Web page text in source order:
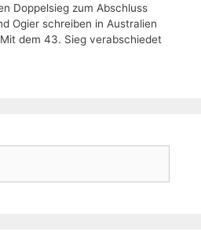
Doppelsieg zum Abschluss
Ogier schreiben in Australien
dem 43. Sieg verabschiedet